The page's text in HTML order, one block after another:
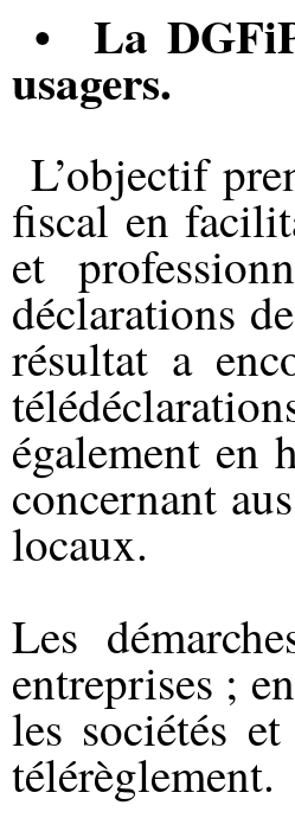
• La
usagers.
L’objectif
fiscal en
et
déclarations
résultat a
également en
concernant
locaux.
Les
entreprises ;
les sociétés
télérèglement.